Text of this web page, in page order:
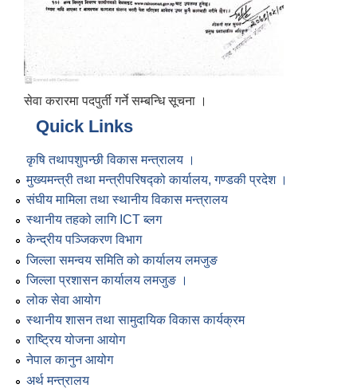
सेवा करारमा पदपुर्ती गर्ने सम्बन्धि सूचना ।
Quick Links
कृषि तथापशुपन्छी विकास मन्त्रालय ।
मुख्यमन्त्री तथा मन्त्रीपरिषद्को कार्यालय, गण्डकी प्रदेश ।
संघीय मामिला तथा स्थानीय विकास मन्त्रालय
स्थानीय तहको लागि ICT ब्लग
केन्द्रीय पञ्जिकरण विभाग
जिल्ला समन्वय समिति को कार्यालय लमजुङ
जिल्ला प्रशासन कार्यालय लमजुङ ।
लोक सेवा आयोग
स्थानीय शासन तथा सामुदायिक विकास कार्यक्रम
राष्ट्रिय योजना आयोग
नेपाल कानुन आयोग
अर्थ मन्त्रालय